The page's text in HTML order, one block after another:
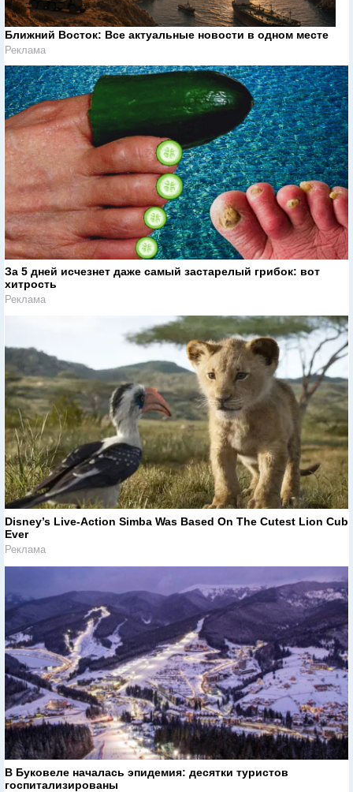
Ближний Восток: Все актуальные новости в одном месте
Реклама
За 5 дней исчезнет даже самый застарелый грибок: вот
хитрость
Реклама
Disney’s Live-Action Simba Was Based On The Cutest Lion Cub
Ever
Реклама
В Буковеле началась эпидемия: десятки туристов
госпитализированы